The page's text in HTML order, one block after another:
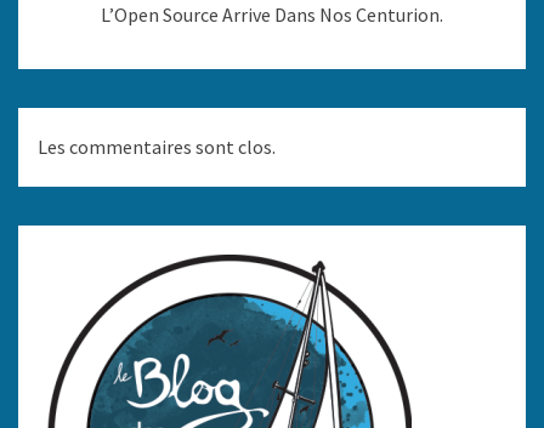
L’Open Source Arrive Dans Nos Centurion.
Les commentaires sont clos.